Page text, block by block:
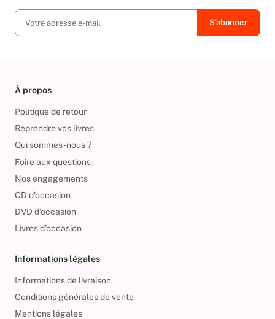
À propos
Politique de retour
Reprendre vos livres
Qui sommes-nous ?
Foire aux questions
Nos engagements
CD d'occasion
DVD d'occasion
Livres d’occasion
Informations légales
Informations de livraison
Conditions générales de vente
Mentions légales